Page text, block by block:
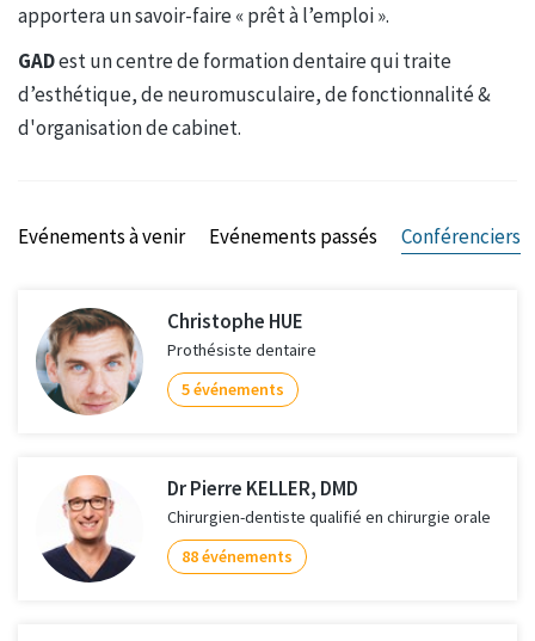
apportera un savoir-faire « prêt à l’emploi ».
GADest un centre de formation dentaire qui traite
d’esthétique, de neuromusculaire, de fonctionnalité &
d'organisation de cabinet.
Evénements à venir Evénements passés Conférenciers
Christophe HUE
Prothésiste dentaire
5 événements
Dr Pierre KELLER, DMD
Chirurgien-dentiste qualifié en chirurgie orale
88 événements